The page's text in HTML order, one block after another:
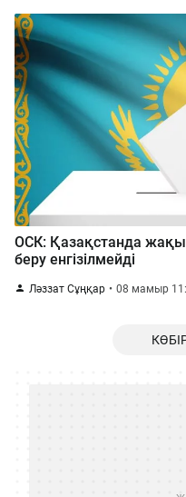
ОСК: Қазақстанда
беру енгізілмейді
Ләззат Сұңқар 08 мамыр